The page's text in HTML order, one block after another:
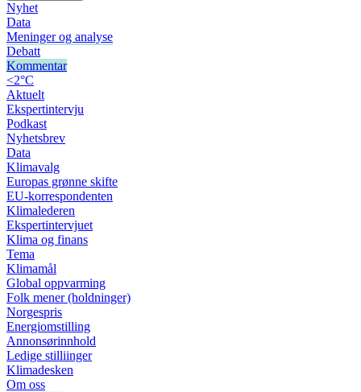
Nyhet
Data
Meninger og analyse
Debatt
Kommentar
<2°C
Aktuelt
Ekspertintervju
Podkast
Nyhetsbrev
Data
Klimavalg
Europas grønne skifte
EU-korrespondenten
Klimalederen
Ekspertintervjuet
Klima og finans
Tema
Klimamål
Global oppvarming
Folk mener (holdninger)
Norgespris
Energiomstilling
Annonsørinnhold
Ledige stilliinger
Klimadesken
Om oss